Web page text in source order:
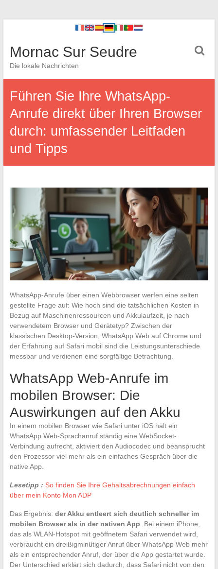
Mornac Sur Seudre
Die lokale Nachrichten
Führen Sie Ihre WhatsApp-
Anrufe direkt über Ihren Browser
durch: umfassender Leitfaden
und Tipps
WhatsApp-Anrufe über einen Webbrowser werfen eine selten
gestellte Frage auf: Wie hoch sind die tatsächlichen Kosten in
Bezug auf Maschinenressourcen und Akkulaufzeit, je nach
verwendetem Browser und Gerätetyp? Zwischen der
klassischen Desktop-Version, WhatsApp Web auf Chrome und
der Erfahrung auf Safari mobil sind die Leistungsunterschiede
messbar und verdienen eine sorgfältige Betrachtung.
WhatsApp Web-Anrufe im
mobilen Browser: Die
Auswirkungen auf den Akku
In einem mobilen Browser wie Safari unter iOS hält ein
WhatsApp Web-Sprachanruf ständig eine WebSocket-
Verbindung aufrecht, aktiviert den Audiocodec und beansprucht
den Prozessor viel mehr als ein einfaches Gespräch über die
native App.
Lesetipp : So finden Sie Ihre Gehaltsabrechnungen einfach
über mein Konto Mon ADP
Das Ergebnis: der Akku entleert sich deutlich schneller im
mobilen Browser als in der nativen App . Bei einem iPhone,
das als WLAN-Hotspot mit geöffnetem Safari verwendet wird,
verbraucht ein dreißigminütiger Anruf über WhatsApp Web mehr
als ein entsprechender Anruf, der über die App gestartet wurde.
Der Unterschied erklärt sich dadurch, dass Safari nicht von den